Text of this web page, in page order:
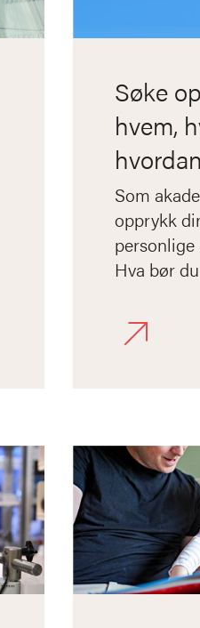
Søke
hvem,
Som
opprykk
Hva bør